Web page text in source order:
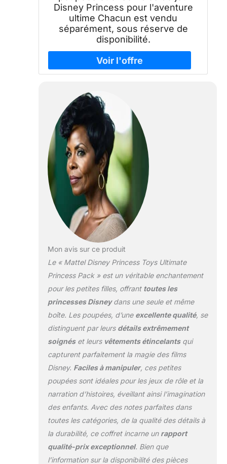
Disney Princess pour l'aventure
ultime Chacun est vendu
séparément, sous réserve de
disponibilité.
Mon avis sur ce produit
Le « Mattel Disney Princess Toys Ultimate
Princess Pack » est un véritable enchantement
pour les petites filles, offrant toutes les
princesses Disneydans une seule et même
boîte. Les poupées, d’une excellente qualité, se
distinguent par leurs détails extrêmement
soignéset leurs vêtements étincelantsqui
capturent parfaitement la magie des films
Disney. Faciles à manipuler, ces petites
poupées sont idéales pour les jeux de rôle et la
narration d’histoires, éveillant ainsi l’imagination
des enfants. Avec des notes parfaites dans
toutes les catégories, de la qualité des détails à
la durabilité, ce coffret incarne un rapport
qualité-prix exceptionnel. Bien que
l’information sur la disponibilité des pièces